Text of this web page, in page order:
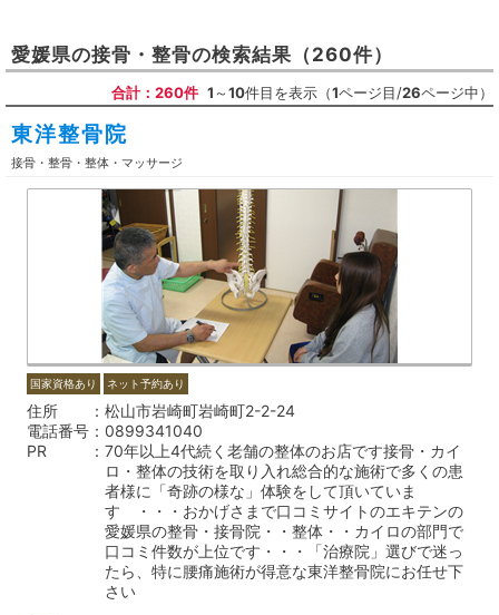
愛媛県の接骨・整骨の検索結果 （260件）
合計：260件 1～10件目を表示（1ページ目/26ページ中）
東洋整骨院
接骨・整骨・整体・マッサージ
国家資格あり ネット予約あり
住所
松山市岩崎町岩崎町2-2-24
電話番号
0899341040
PR
70年以上4代続く老舗の整体のお店です接骨・カイ
ロ・整体の技術を取り入れ総合的な施術で多くの患
者様に「奇跡の様な」体験をして頂いていま
す ・・・おかげさまで口コミサイトのエキテンの
愛媛県の整骨・接骨院・・整体・・カイロの部門で
口コミ件数が上位です・・・「治療院」選びで迷っ
たら、特に腰痛施術が得意な東洋整骨院にお任せ下
さい